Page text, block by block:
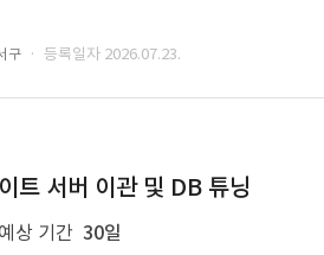
구 · 등록일자 2026.07.23.
트 서버 이관 및 DB 튜닝
예상 기간 30일